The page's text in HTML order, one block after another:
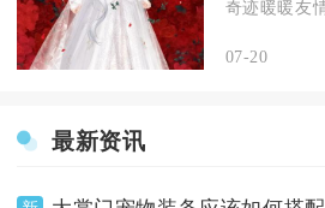
07-20
最新资讯